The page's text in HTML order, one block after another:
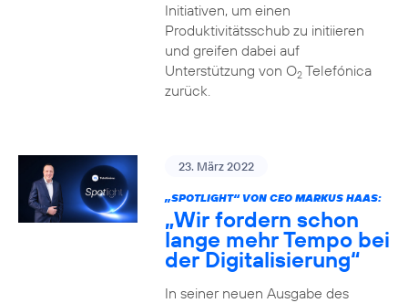
Initiativen, um einen
Produktivitätsschub zu initiieren
und greifen dabei auf
Unterstützung von O2Telefónica
zurück.
23. März 2022
„SPOTLIGHT“ VON CEO MARKUS HAAS:
„Wir fordern schon
lange mehr Tempo bei
der Digitalisierung“
In seiner neuen Ausgabe des